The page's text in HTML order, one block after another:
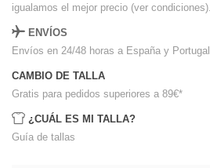
igualamos el mejor precio (ver condiciones).
ENVÍOS
Envíos en 24/48 horas a España y Portugal
CAMBIO DE TALLA
Gratis para pedidos superiores a 89€*
¿CUÁL ES MI TALLA?
Guía de tallas